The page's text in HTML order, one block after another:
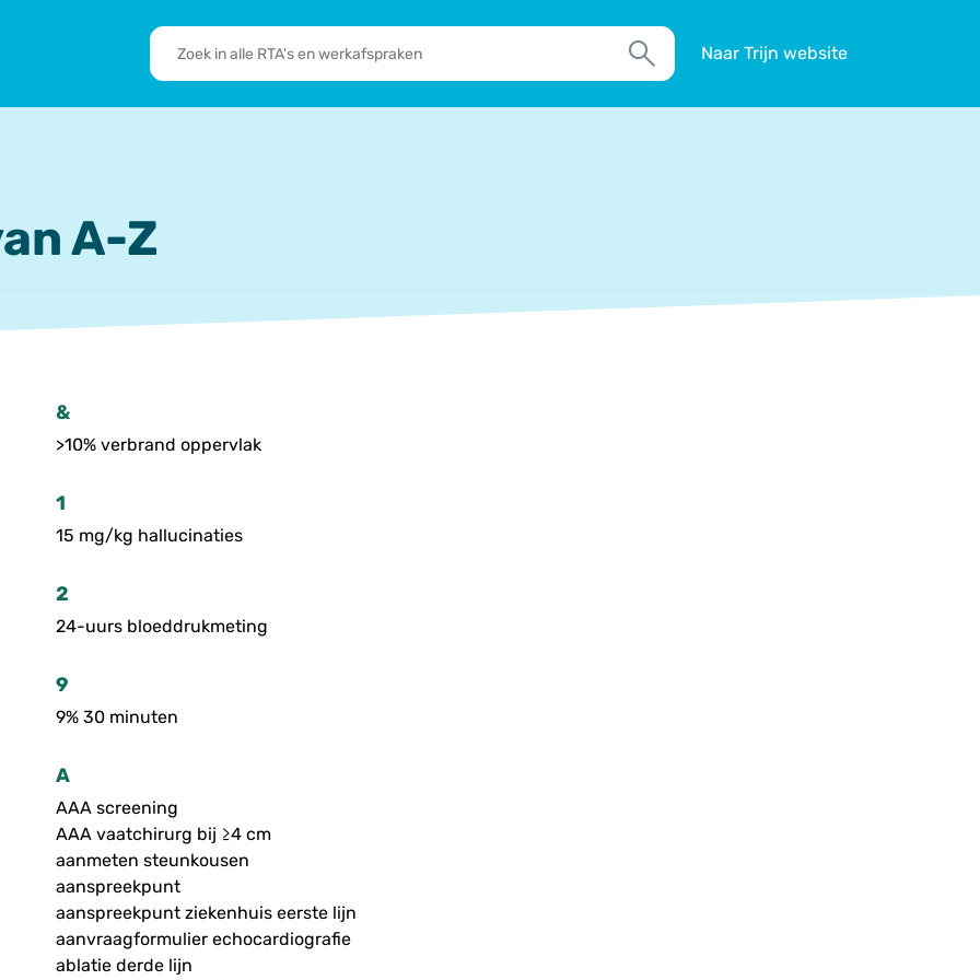
doen
RTA's
en
Zoek
Naar Trijn website
A-Z
&
>10% verbrand oppervlak
1
15 mg/kg hallucinaties
2
24-uurs bloeddrukmeting
9
9% 30 minuten
A
AAA screening
AAA vaatchirurg bij ≥4 cm
aanmeten steunkousen
aanspreekpunt
aanspreekpunt ziekenhuis eerste lijn
aanvraagformulier echocardiografie
ablatie derde lijn